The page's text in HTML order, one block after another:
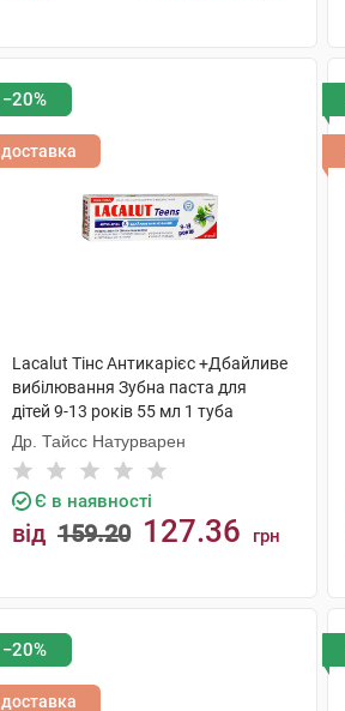
−20%
доставка
Lacalut Тінс Антикарієс +Дбайливе
вибілювання Зубна паста для
дітей 9-13 років 55 мл 1 туба
Др. Тайсс Натурварен
Є в наявності
від 159.20 127.36 грн
−20%
доставка